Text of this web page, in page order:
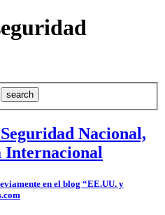
Nacional,
Internacional
en el blog “EE.UU. y